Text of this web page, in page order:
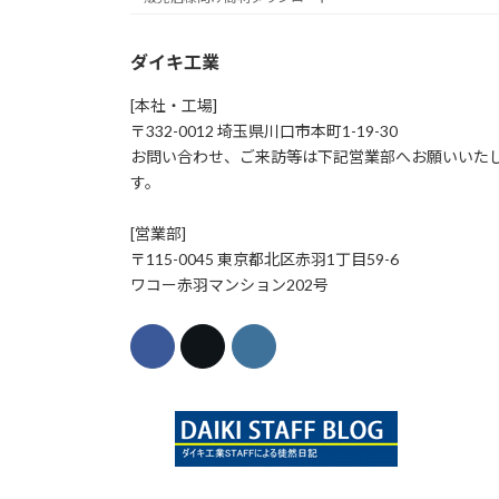
ダイキ工業
[本社・工場]
〒332-0012 埼玉県川口市本町1-19-30
お問い合わせ、ご来訪等は下記営業部へお願いいた
す。
[営業部]
〒115-0045 東京都北区赤羽1丁目59-6
ワコー赤羽マンション202号